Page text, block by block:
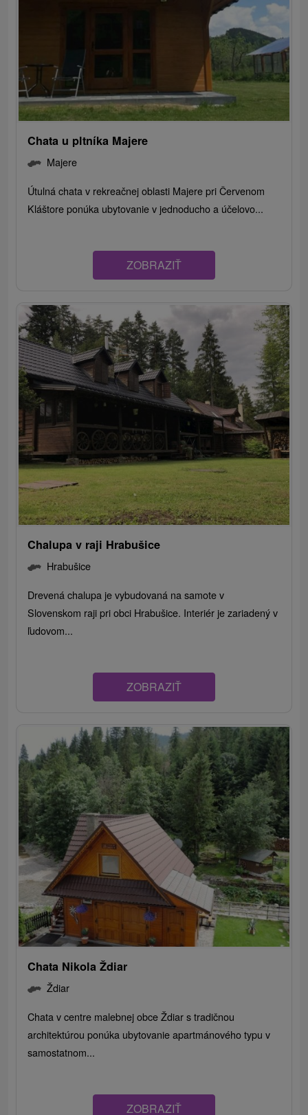
Chata u pltníka Majere
Majere
Útulná chata v rekreačnej oblasti Majere pri Červenom
Kláštore ponúka ubytovanie v jednoducho a účelovo...
ZOBRAZIŤ
Chalupa v raji Hrabušice
Hrabušice
Drevená chalupa je vybudovaná na samote v
Slovenskom raji pri obci Hrabušice. Interiér je zariadený v
ľudovom...
ZOBRAZIŤ
Chata Nikola Ždiar
Ždiar
Chata v centre malebnej obce Ždiar s tradičnou
architektúrou ponúka ubytovanie apartmánového typu v
samostatnom...
ZOBRAZIŤ